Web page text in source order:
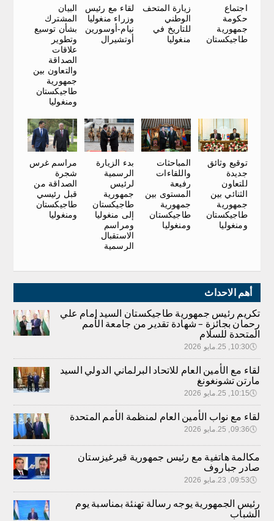
اجتماع
حكومة
جمهورية
طاجيكستان
زيارة المتحف
الوطني
للتاريخ في
منغوليا
لقاء مع رئيس
وزراء منغوليا
نيام-أوسورين
أوتشيرال
البيان
المشترك
بشأن توسيع
وتطوير
علاقات
الصداقة
والتعاون بين
جمهورية
طاجيكستان
ومنغوليا
توقيع وثائق
جديدة
للتعاون
الثنائي بين
جمهورية
طاجيكستان
ومنغوليا
المباحثات
واللقاءات
رفيعة
المستوى بين
جمهورية
طاجيكستان
ومنغوليا
بدء الزيارة
الرسمية
لرئيس
جمهورية
طاجيكستان
إلى منغوليا
ومراسم
الاستقبال
الرسمية
مراسم غرس
شجرة
الصداقة من
قبل رئيسي
طاجيكستان
ومنغوليا
أهم الاحداث
تكريم رئيس جمهورية طاجيكستان السيد إمام علي
رحمان بجائزة – شهادة تقدير من جامعة الأمم
المتحدة للسلام
🕔10:30, 25.مايو 2026
لقاء مع الأمين العام للاتحاد البرلماني الدولي السيد
مارتن تشونغونغ
🕔10:15, 25.مايو 2026
لقاء مع نواب الأمين العام لمنظمة الأمم المتحدة
🕔09:36, 25.مايو 2026
مكالمة هاتفية مع رئيس جمهورية قيرغيزستان
صادر جباروف
🕔09:53, 23.مايو 2026
رئيس الجمهورية يوجه رسالة تهنئة بمناسبة يوم
الشباب